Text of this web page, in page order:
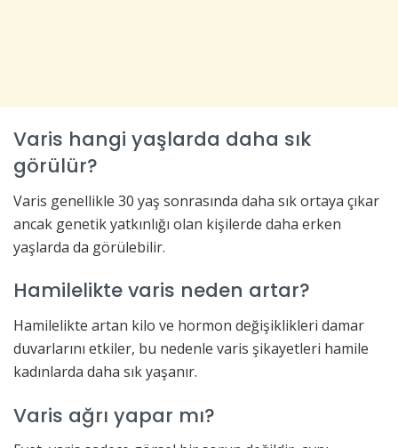
Varis hangi yaşlarda daha sık
görülür?
Varis genellikle 30 yaş sonrasında daha sık ortaya çıkar
ancak genetik yatkınlığı olan kişilerde daha erken
yaşlarda da görülebilir.
Hamilelikte varis neden artar?
Hamilelikte artan kilo ve hormon değişiklikleri damar
duvarlarını etkiler, bu nedenle varis şikayetleri hamile
kadınlarda daha sık yaşanır.
Varis ağrı yapar mı?